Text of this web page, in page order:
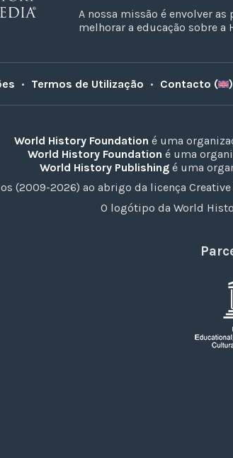
A nossa missão é envolver
melhorar a educação sobre
• Termos de Utilização • Contacto ( )
World History Foundation é uma
World History Foundation é uma
World History Publishing é uma
(2009-2026) ao abrigo da licença
O logótipo da World